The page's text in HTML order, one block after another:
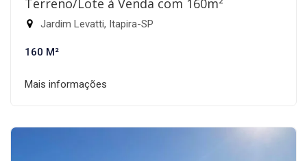
Terreno/Lote à Venda com 160m²
Jardim Levatti, Itapira-SP
160 M²
Mais informações